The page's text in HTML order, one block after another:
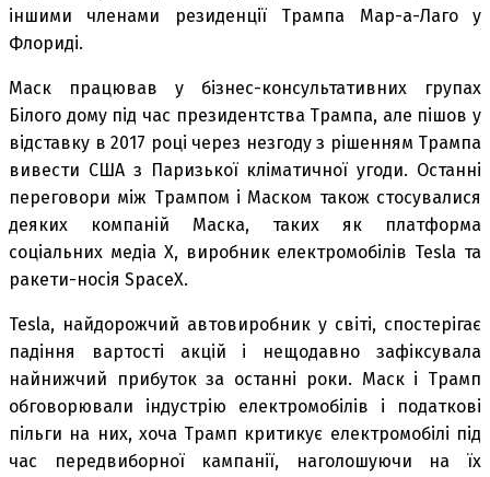
іншими членами резиденції Трампа Мар-а-Лаго у
Флориді.
Маск працював у бізнес-консультативних групах
Білого дому під час президентства Трампа, але пішов у
відставку в 2017 році через незгоду з рішенням Трампа
вивести США з Паризької кліматичної угоди. Останні
переговори між Трампом і Маском також стосувалися
деяких компаній Маска, таких як платформа
соціальних медіа X, виробник електромобілів Tesla та
ракети-носія SpaceX.
Tesla, найдорожчий автовиробник у світі, спостерігає
падіння вартості акцій і нещодавно зафіксувала
найнижчий прибуток за останні роки. Маск і Трамп
обговорювали індустрію електромобілів і податкові
пільги на них, хоча Трамп критикує електромобілі під
час передвиборної кампанії, наголошуючи на їх